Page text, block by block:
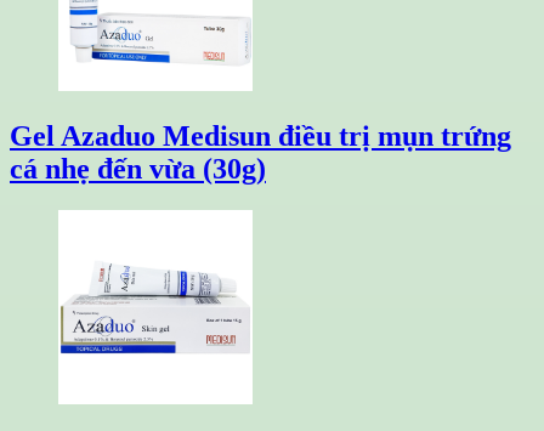
Gel Azaduo Medisun điều trị mụn trứng
cá nhẹ đến vừa (30g)